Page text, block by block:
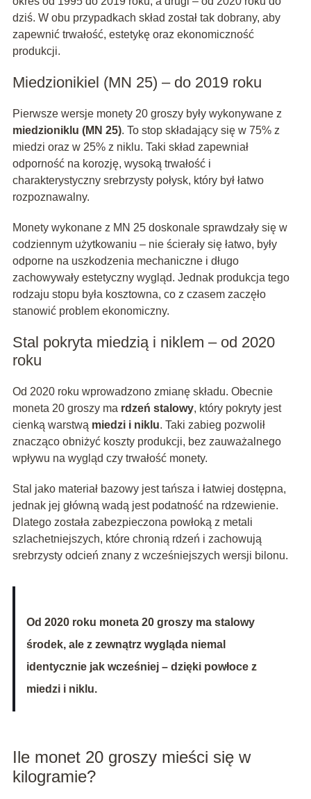
dziś. W obu przypadkach skład został tak dobrany, aby
zapewnić trwałość, estetykę oraz ekonomiczność
produkcji.
Miedzionikiel (MN 25) – do 2019 roku
Pierwsze wersje monety 20 groszy były wykonywane z
miedzioniklu (MN 25). To stop składający się w 75% z
miedzi oraz w 25% z niklu. Taki skład zapewniał
odporność na korozję, wysoką trwałość i
charakterystyczny srebrzysty połysk, który był łatwo
rozpoznawalny.
Monety wykonane z MN 25 doskonale sprawdzały się w
codziennym użytkowaniu – nie ścierały się łatwo, były
odporne na uszkodzenia mechaniczne i długo
zachowywały estetyczny wygląd. Jednak produkcja tego
rodzaju stopu była kosztowna, co z czasem zaczęło
stanowić problem ekonomiczny.
Stal pokryta miedzią i niklem – od 2020
roku
Od 2020 roku wprowadzono zmianę składu. Obecnie
moneta 20 groszy ma rdzeń stalowy, który pokryty jest
cienką warstwą miedzi i niklu. Taki zabieg pozwolił
znacząco obniżyć koszty produkcji, bez zauważalnego
wpływu na wygląd czy trwałość monety.
Stal jako materiał bazowy jest tańsza i łatwiej dostępna,
jednak jej główną wadą jest podatność na rdzewienie.
Dlatego została zabezpieczona powłoką z metali
szlachetniejszych, które chronią rdzeń i zachowują
srebrzysty odcień znany z wcześniejszych wersji bilonu.
Od 2020 roku moneta 20 groszy ma stalowy
środek, ale z zewnątrz wygląda niemal
identycznie jak wcześniej – dzięki powłoce z
miedzi i niklu.
Ile monet 20 groszy mieści się w
kilogramie?